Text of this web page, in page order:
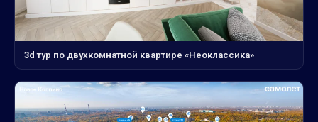
3d тур по двухкомнатной квартире «Неоклассика»